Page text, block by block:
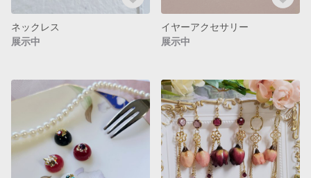
ネックレス
展示中
イヤーアクセサリー
展示中